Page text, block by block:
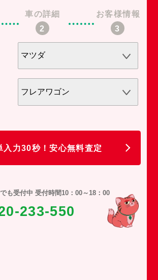
車の詳細 お客様情報
入力30秒！安心無料査定
も受付中 受付時間10：00～18：00
233-550